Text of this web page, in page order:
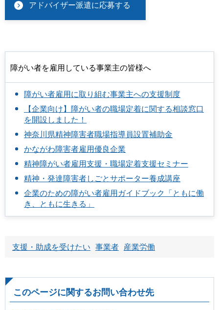
アドバイザー派遣に応募する
障がい者を雇用している事業主の皆様へ
障がい者雇用に取り組む事業主への支援制度
【企業向け】障がい者の職場定着に関する相談窓口
を開設しました！
神奈川県精神障害者職場指導員設置補助金
かながわ障害者雇用優良企業
精神障がい者雇用支援・職場定着支援セミナー
精神・発達障害者しごとサポーター養成講座
企業のための障がい者雇用ガイドブック「ともに働
き、ともに生きる」
支援・助成を受けたい 事業者 産業労働
このページに関するお問い合わせ先